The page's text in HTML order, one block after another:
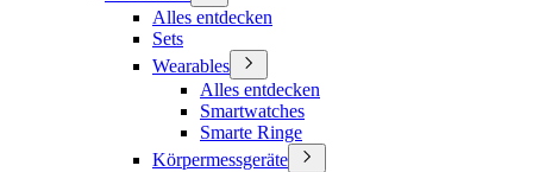
Alles entdecken
Sets
Wearables
Alles entdecken
Smartwatches
Smarte Ringe
Körpermessgeräte